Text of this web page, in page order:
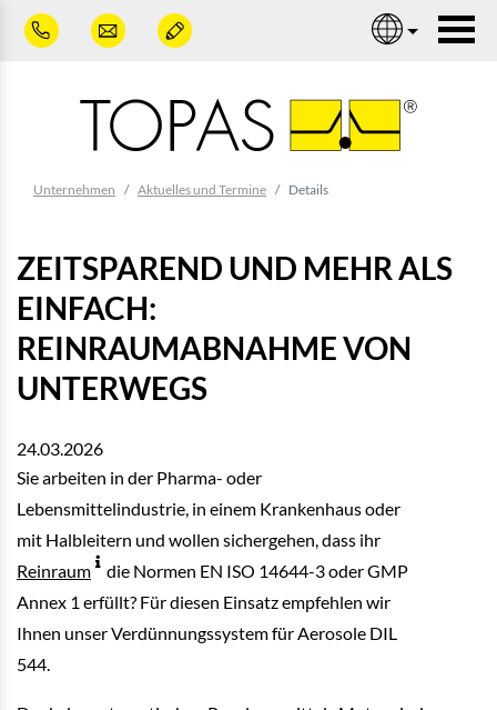
Zum Hauptinhalt springen
Unternehmen Aktuelles und Termine Details
ZEITSPAREND UND MEHR ALS
EINFACH:
REINRAUMABNAHME VON
UNTERWEGS
24.03.2026
Sie arbeiten in der Pharma- oder
Lebensmittelindustrie, in einem Krankenhaus oder
mit Halbleitern und wollen sichergehen, dass ihr
Reinraum
die Normen EN ISO 14644-3 oder GMP
Annex 1 erfüllt? Für diesen Einsatz empfehlen wir
Ihnen unser Verdünnungssystem für Aerosole DIL
544.